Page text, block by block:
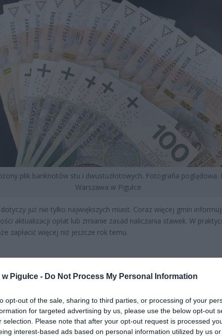
Pigułce - Do Not Process My Personal Information
opt-out of the sale, sharing to third parties, or processing of your
for targeted advertising by us, please use the below opt-out
selection. Please note that after your opt-out request is processed
interest-based ads based on personal information utilized by us
plik banknotów stu i dwustuzłotowych. Fotografia poglądowa.
Warszawa w Pigułce
już nie tylko największych miast. Coraz więcej gmin
aktualizacji opłat lub zmianie zasad naliczania stawek. W
zapłacić więcej niż jeszcze rok temu.
ad